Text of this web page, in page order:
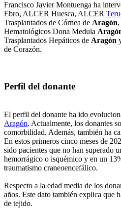
Francisco Javier Montuenga ha
Ebro, ALCER Huesca, ALCER
Trasplantados de Córnea de Aragón
Hematológicos Dona Medula
Trasplantados Hepáticos de Aragón
de Corazón.
Perfil del donante
El perfil del donante ha ido
Aragón. Actualmente, los donantes
comorbilidad. Además, también ha
En estos primeros cinco meses de
sido pacientes que no han superado
hemorrágico o isquémico y en un
traumatismo craneoencefálico.
Respecto a la edad media de los
años. Este dato también explica que
de tejido.